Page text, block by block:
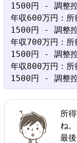
1500円 - 調整
年収600万円：
1500円 - 調整
年収700万円：
1500円 - 調整
年収800万円：
所
ね。
最